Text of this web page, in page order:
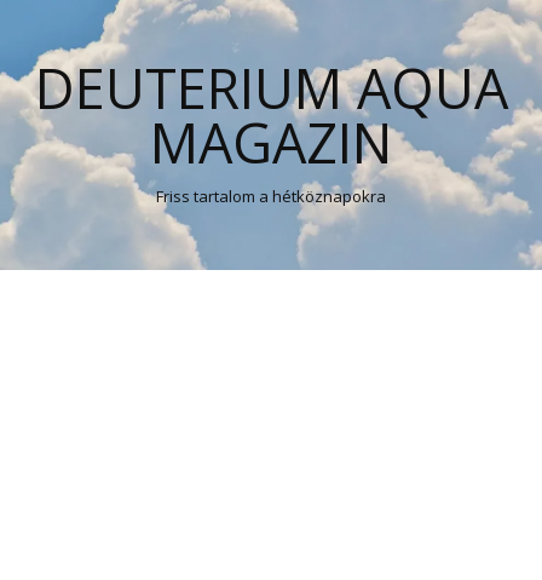
DEUTERIUM AQUA
MAGAZIN
Friss tartalom a hétköznapokra